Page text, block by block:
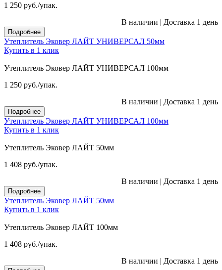
1 250 руб./упак.
В наличии | Доставка 1 день
Подробнее
Утеплитель Эковер ЛАЙТ УНИВЕРСАЛ 50мм
Купить в 1 клик
Утеплитель Эковер ЛАЙТ УНИВЕРСАЛ 100мм
1 250 руб./упак.
В наличии | Доставка 1 день
Подробнее
Утеплитель Эковер ЛАЙТ УНИВЕРСАЛ 100мм
Купить в 1 клик
Утеплитель Эковер ЛАЙТ 50мм
1 408 руб./упак.
В наличии | Доставка 1 день
Подробнее
Утеплитель Эковер ЛАЙТ 50мм
Купить в 1 клик
Утеплитель Эковер ЛАЙТ 100мм
1 408 руб./упак.
В наличии | Доставка 1 день